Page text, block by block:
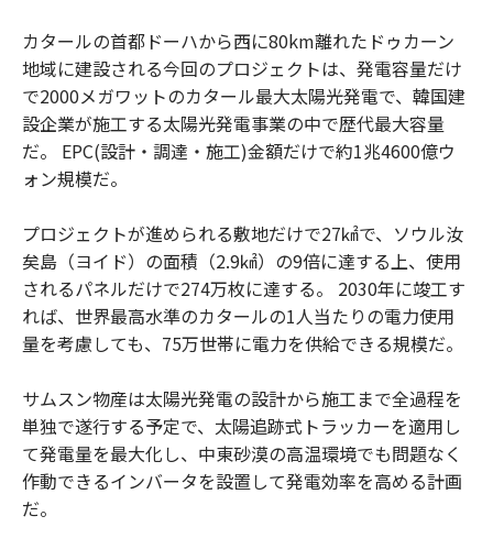
カタールの首都ドーハから西に80km離れたドゥカーン
地域に建設される今回のプロジェクトは、発電容量だけ
で2000メガワットのカタール最大太陽光発電で、韓国建
設企業が施工する太陽光発電事業の中で歴代最大容量
だ。 EPC(設計・調達・施工)金額だけで約1兆4600億ウ
ォン規模だ。
プロジェクトが進められる敷地だけで27㎢で、ソウル汝
矣島（ヨイド）の面積（2.9㎢）の9倍に達する上、使用
されるパネルだけで274万枚に達する。 2030年に竣工す
れば、世界最高水準のカタールの1人当たりの電力使用
量を考慮しても、75万世帯に電力を供給できる規模だ。
サムスン物産は太陽光発電の設計から施工まで全過程を
単独で遂行する予定で、太陽追跡式トラッカーを適用し
て発電量を最大化し、中東砂漠の高温環境でも問題なく
作動できるインバータを設置して発電効率を高める計画
だ。